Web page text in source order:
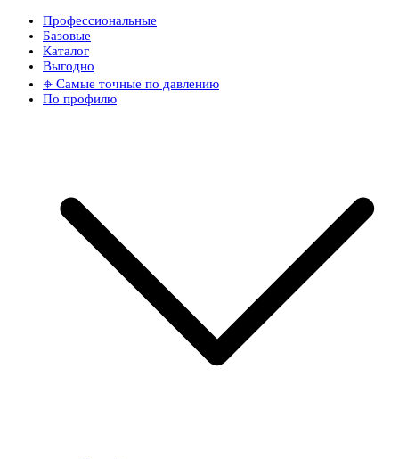
Профессиональные
Базовые
Каталог
Выгодно
𖦏 Самые точные по давлению
По профилю